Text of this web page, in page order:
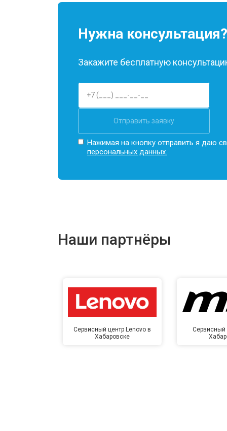
Нужна консультация?
Закажите бесплатную
Отправить заявку
Нажимая на кнопку отправить я даю
персональных данных.
Наши партнёры
Сервисный центр Lenovo в
Хабаровске
Сервисный